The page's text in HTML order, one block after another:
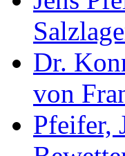
Dr.
von
Pfeifer,